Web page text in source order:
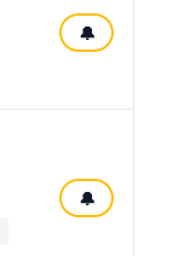
🔔
🔔